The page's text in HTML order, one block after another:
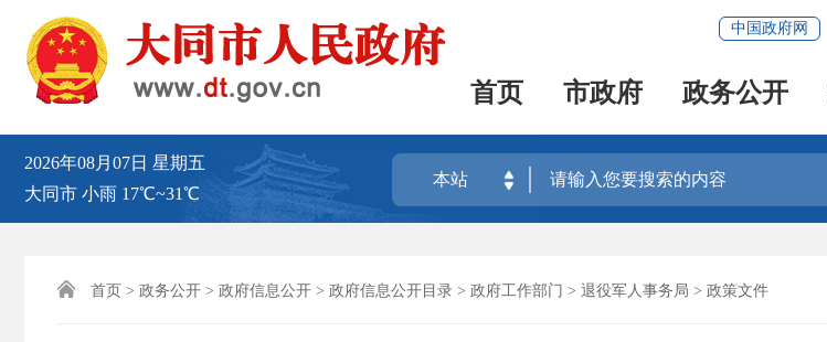
中国政府网
首页 市政府 政务公开
2026年08月07日 星期五
大同市 小雨 17℃~31℃
本站
 首页 > 政务公开 > 政府信息公开 > 政府信息公开目录 > 政府工作部门 > 退役军人事务局 > 政策文件